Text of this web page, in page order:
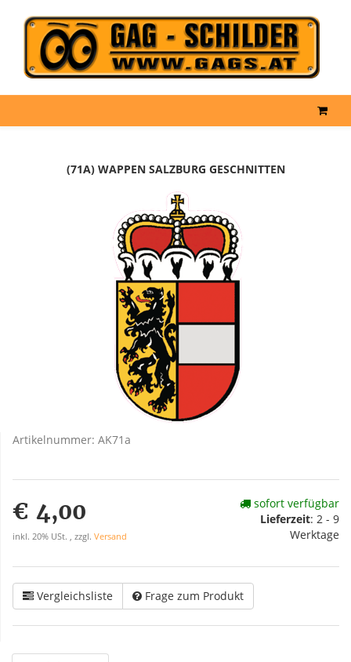
(71A) WAPPEN SALZBURG GESCHNITTEN
Artikelnummer: AK71a
€ 4,00
inkl. 20% USt. , zzgl. Versand
sofort verfügbar
Lieferzeit: 2 - 9
Werktage
Vergleichsliste Frage zum Produkt